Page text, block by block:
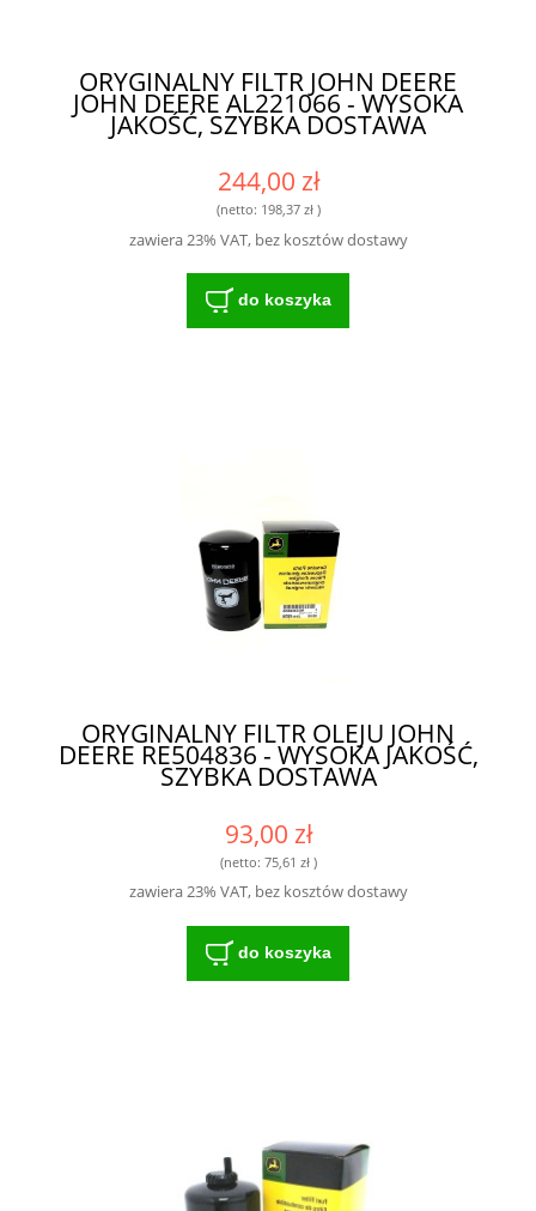
ORYGINALNY FILTR JOHN DEERE
JOHN DEERE AL221066 - WYSOKA
JAKOŚĆ, SZYBKA DOSTAWA
244,00 zł
(netto: 198,37 zł)
zawiera 23% VAT, bez kosztów dostawy
do koszyka
ORYGINALNY FILTR OLEJU JOHN
DEERE RE504836 - WYSOKA JAKOŚĆ,
SZYBKA DOSTAWA
93,00 zł
(netto: 75,61 zł)
zawiera 23% VAT, bez kosztów dostawy
do koszyka